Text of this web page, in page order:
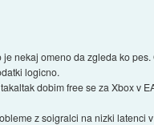
nekaj omeno da zgleda ko
logicno.
dobim free se za Xbox v
z soigralci na nizki latenci